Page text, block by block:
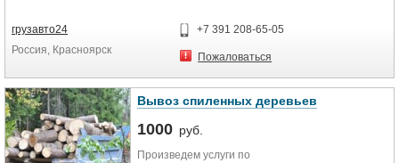
грузавто24
Россия, Красноярск
+7 391 208-65-05
Пожаловаться
Вывоз спиленных деревьев
1000 руб.
Произведем услуги по